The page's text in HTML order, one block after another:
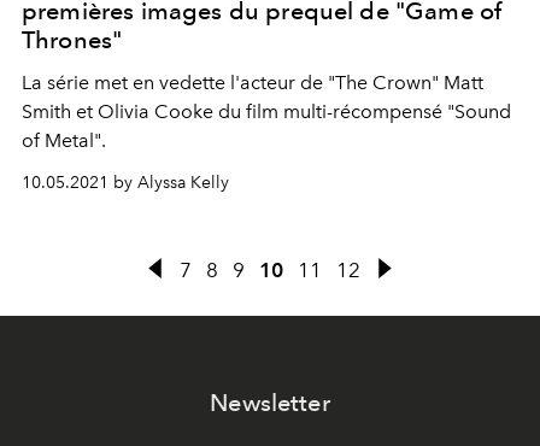
premières images du prequel de "Game of
Thrones"
La série met en vedette l'acteur de "The Crown" Matt
Smith et Olivia Cooke du film multi-récompensé "Sound
of Metal".
10.05.2021 by Alyssa Kelly
7 8 9 10 11 12
Newsletter